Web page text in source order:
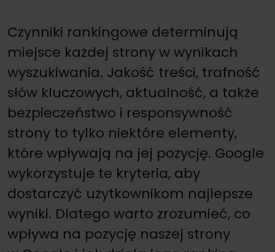
Czynniki rankingowe determinują
miejsce każdej strony w wynikach
wyszukiwania. Jakość treści, trafność
słów kluczowych, aktualność, a także
bezpieczeństwo i responsywność
strony to tylko niektóre elementy,
które wpływają na jej pozycję. Google
wykorzystuje te kryteria, aby
dostarczyć użytkownikom najlepsze
wyniki. Dlatego warto zrozumieć, co
wpływa na pozycję naszej strony